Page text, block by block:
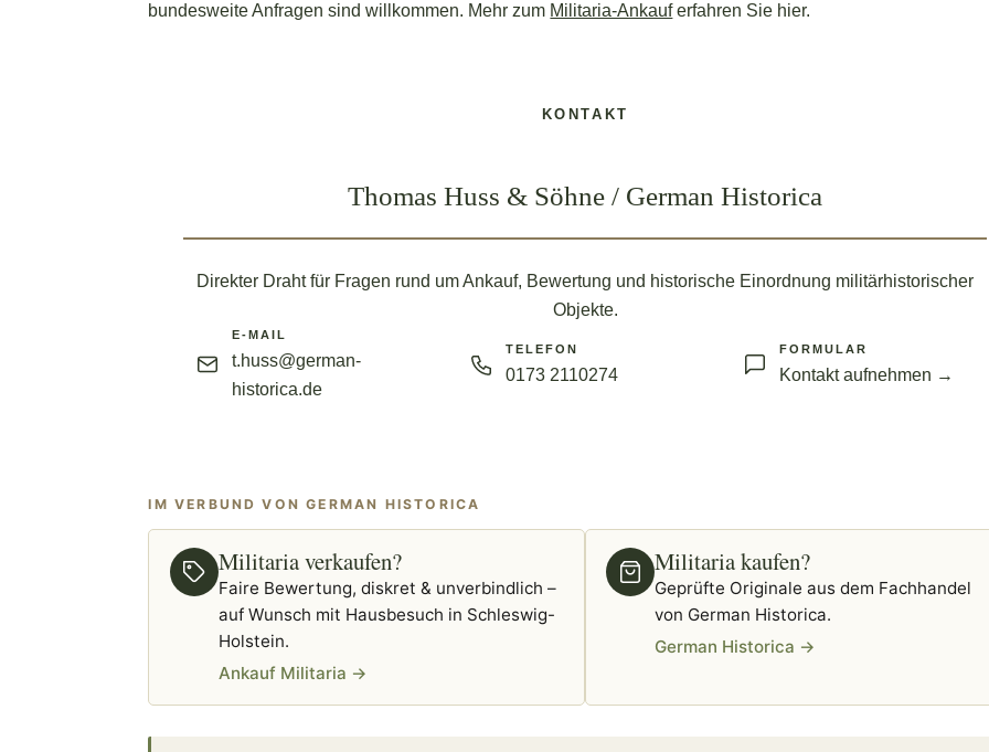
bundesweite Anfragen sind willkommen. Mehr zum Militaria-Ankauferfahren Sie hier.
KONTAKT
Thomas Huss & Söhne / German Historica
Direkter Draht für Fragen rund um Ankauf, Bewertung und historische Einordnung militärhistorischer
Objekte.
E-MAIL
t.huss@german-
historica.de
TELEFON
0173 2110274
FORMULAR
Kontakt aufnehmen →
IM VERBUND VON GERMAN HISTORICA
Militaria verkaufen?
Faire Bewertung, diskret & unverbindlich –
auf Wunsch mit Hausbesuch in Schleswig-
Holstein.
Ankauf Militaria →
Militaria kaufen?
Geprüfte Originale aus dem Fachhandel
von German Historica.
German Historica →